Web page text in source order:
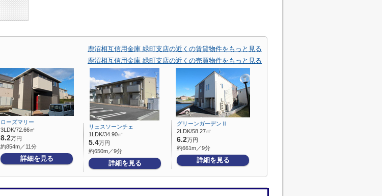
鹿沼相互信用金庫 緑町支店の近くの賃貸物件をもっと見る
鹿沼相互信用金庫 緑町支店の近くの売買物件をもっと見る
ローズマリー
3LDK/72.66㎡
8.2万円
約854m／11分
詳細を見る
リェスソーンチェ
1LDK/34.90㎡
5.4万円
約650m／9分
詳細を見る
グリーンガーデンⅡ
2LDK/58.27㎡
6.2万円
約661m／9分
詳細を見る